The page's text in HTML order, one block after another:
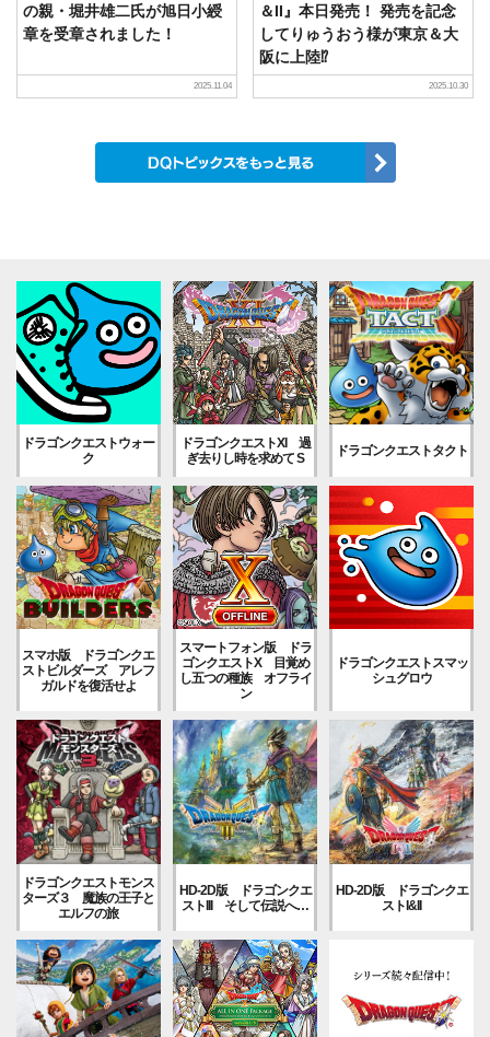
の親・堀井雄二氏が旭日小綬
章を受章されました！
2025.11.04
＆II』本日発売！ 発売を記念
してりゅうおう様が東京＆大
阪に上陸⁉
2025.10.30
ドラゴンクエストウォー
ク
ドラゴンクエストXI 過
ぎ去りし時を求めて S
ドラゴンクエストタクト
スマホ版 ドラゴンクエ
ストビルダーズ アレフ
ガルドを復活せよ
スマートフォン版 ドラ
ゴンクエストX 目覚め
し五つの種族 オフライ
ン
ドラゴンクエストスマッ
シュグロウ
ドラゴンクエストモンス
ターズ３ 魔族の王子と
エルフの旅
HD-2D版 ドラゴンクエ
ストIII そして伝説へ…
HD-2D版 ドラゴンクエ
ストI&II